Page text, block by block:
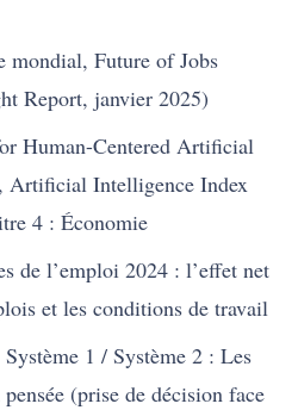
mondial, Future of Jobs
Report, janvier 2025)
Human-Centered Artificial
Intelligence Index
4 : Économie
de l’emploi 2024 : l’effet net
et les conditions de travail
1 / Système 2 : Les
(prise de décision face